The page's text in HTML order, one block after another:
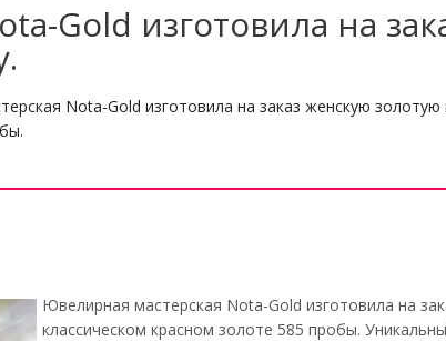
Gold изготовила на
Nota-Gold изготовила на заказ женскую
Ювелирная мастерская Nota-Gold изготовила на
классическом красном золоте 585 пробы.